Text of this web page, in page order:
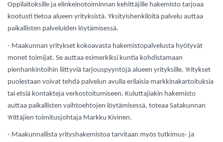
Oppilaitoksille ja elinkeinotoiminnan kehittäjille hakemisto tarjoaa
kootusti tietoa alueen yrityksistä. Yksityishenkilöitä palvelu auttaa
paikallisten palveluiden löytämisessä.
- Maakunnan yritykset kokoavasta hakemistopalvelusta hyötyvät
monet toimijat. Se auttaa esimerkiksi kuntia kohdistamaan
pienhankintoihin liittyviä tarjouspyyntöjä alueen yrityksille. Yritykset
puolestaan voivat tehdä palvelun avulla erilaisia markkinakartoituksia
tai etsiä kontakteja verkostoitumiseen. Kuluttajiakin hakemisto
auttaa paikallisten vaihtoehtojen löytämisessä, toteaa Satakunnan
Yrittäjien toimitusjohtaja Markku Kivinen.
- Maakunnallista yrityshakemistoa tarvitaan myös tutkimus- ja